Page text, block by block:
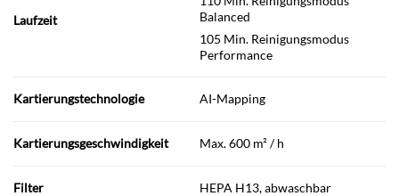
Laufzeit
Balanced
105 Min. Reinigungsmodus
Performance
Kartierungstechnologie AI-Mapping
Kartierungsgeschwindigkeit Max. 600 m² / h
Filter HEPA H13, abwaschbar